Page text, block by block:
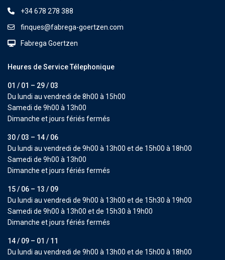
+34 678 278 388
finques@fabrega-goertzen.com
Fabrega Goertzen
Heures de Service Télephonique
01 / 01 – 29 / 03
Du lundi au vendredi de 8h00 à 15h00
Samedi de 9h00 à 13h00
Dimanche et jours fériés fermés
30 / 03 – 14 / 06
Du lundi au vendredi de 9h00 à 13h00 et de 15h00 à 18h00
Samedi de 9h00 à 13h00
Dimanche et jours fériés fermés
15 / 06 – 13 / 09
Du lundi au vendredi de 9h00 à 13h00 et de 15h30 à 19h00
Samedi de 9h00 à 13h00 et de 15h30 à 19h00
Dimanche et jours fériés fermés
14 / 09 – 01 / 11
Du lundi au vendredi de 9h00 à 13h00 et de 15h00 à 18h00